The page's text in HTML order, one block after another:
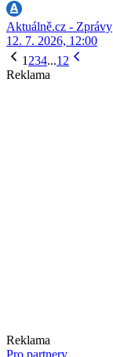
Aktuálně.cz - Zprávy
12. 7. 2026, 12:00
1 234...12
Reklama
Reklama